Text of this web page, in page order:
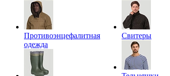
Противоэнцефалитная
одежда
Свитеры